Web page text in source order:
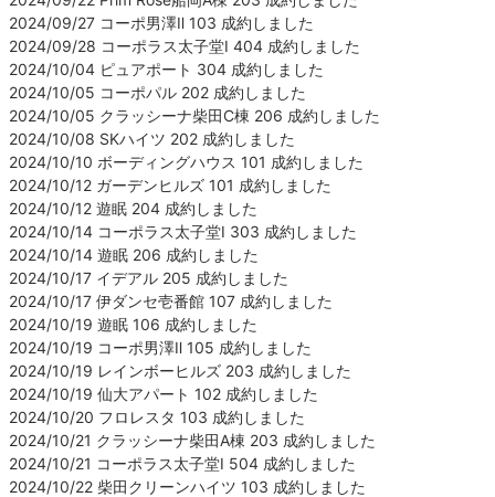
2024/09/27 コーポ男澤Ⅱ 103 成約しました
2024/09/28 コーポラス太子堂Ⅰ 404 成約しました
2024/10/04 ピュアポート 304 成約しました
2024/10/05 コーポパル 202 成約しました
2024/10/05 クラッシーナ柴田C棟 206 成約しました
2024/10/08 SKハイツ 202 成約しました
2024/10/10 ボーディングハウス 101 成約しました
2024/10/12 ガーデンヒルズ 101 成約しました
2024/10/12 遊眠 204 成約しました
2024/10/14 コーポラス太子堂Ⅰ 303 成約しました
2024/10/14 遊眠 206 成約しました
2024/10/17 イデアル 205 成約しました
2024/10/17 伊ダンセ壱番館 107 成約しました
2024/10/19 遊眠 106 成約しました
2024/10/19 コーポ男澤Ⅱ 105 成約しました
2024/10/19 レインボーヒルズ 203 成約しました
2024/10/19 仙大アパート 102 成約しました
2024/10/20 フロレスタ 103 成約しました
2024/10/21 クラッシーナ柴田A棟 203 成約しました
2024/10/21 コーポラス太子堂Ⅰ 504 成約しました
2024/10/22 柴田クリーンハイツ 103 成約しました